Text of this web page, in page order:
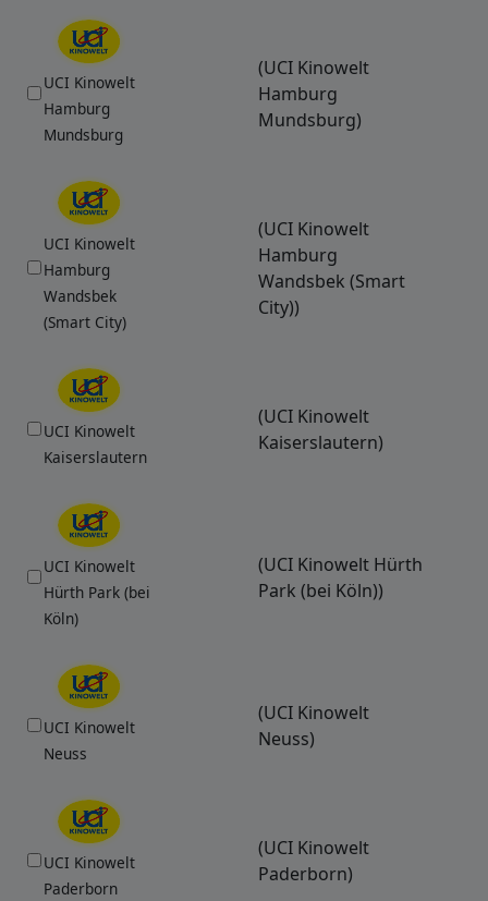
UCI Kinowelt
Hamburg
Mundsburg
(UCI Kinowelt
Hamburg
Mundsburg)
UCI Kinowelt
Hamburg
Wandsbek
(Smart City)
(UCI Kinowelt
Hamburg
Wandsbek (Smart
City))
UCI Kinowelt
Kaiserslautern
(UCI Kinowelt
Kaiserslautern)
UCI Kinowelt
Hürth Park (bei
Köln)
(UCI Kinowelt Hürth
Park (bei Köln))
UCI Kinowelt
Neuss
(UCI Kinowelt
Neuss)
UCI Kinowelt
Paderborn
(UCI Kinowelt
Paderborn)